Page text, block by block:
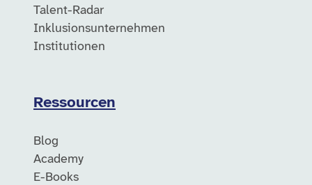
Talent-Radar
Inklusionsunternehmen
Institutionen
Ressourcen
Blog
Academy
E-Books